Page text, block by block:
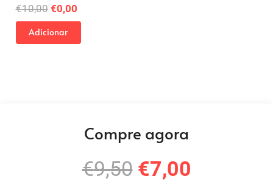
€34,00 O
preço
original
€23,00
Adicionar
Compre agora
€9,50 O
€7,00